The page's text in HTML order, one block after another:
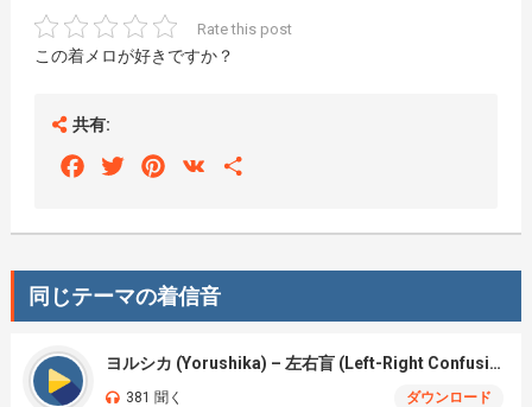
Rate this post
この着メロが好きですか？
共有:
FacebookTwitterPinterest
VK
同じテーマの着信音
ヨルシカ (Yorushika) – 左右盲 (Left-Right Confusion)
381 聞く ダウンロード